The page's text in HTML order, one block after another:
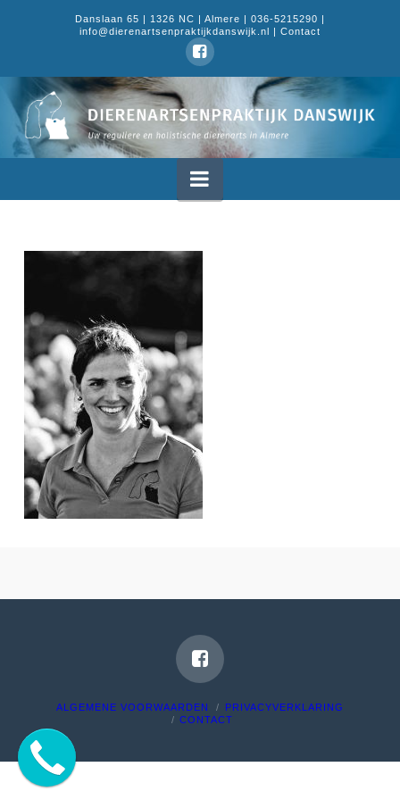
Danslaan 65 | 1326 NC | Almere | 036-5215290 |
info@dierenartsenpraktijkdanswijk.nl | Contact
Dierenartsenpraktijk
Danswijk
Navigation
ALGEMENE VOORWAARDEN
PRIVACYVERKLARING
CONTACT